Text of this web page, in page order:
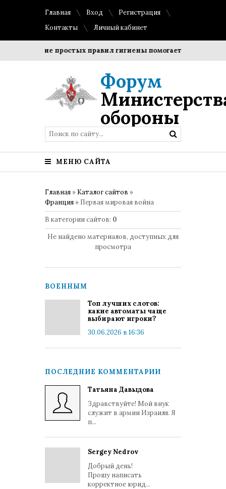
Главная Вход
Регистрация
Контакты
Личный кабинет
Соблюдение простых правил гигиены помогает сохранить
Форум
обороны
МЕНЮ САЙТА
Главная » Каталог сайтов »
Франция » Первая мировая война
В категории сайтов: 0
Не найдено материалов, доступных для
просмотра
ВОЕННЫМ
Топ лучших слотов:
какие автоматы чаще
выбирают игроки?
30.06.2026 в 16:36
ПОСЛЕДНИЕ КОММЕНТАРИИ
Татьяна Давыдова
Здравствуйте! Мой внук
служит в армии Израиля. Я
п...
Sergey Nedrov
Добрый день!
Прошу написать
корректное юрид...